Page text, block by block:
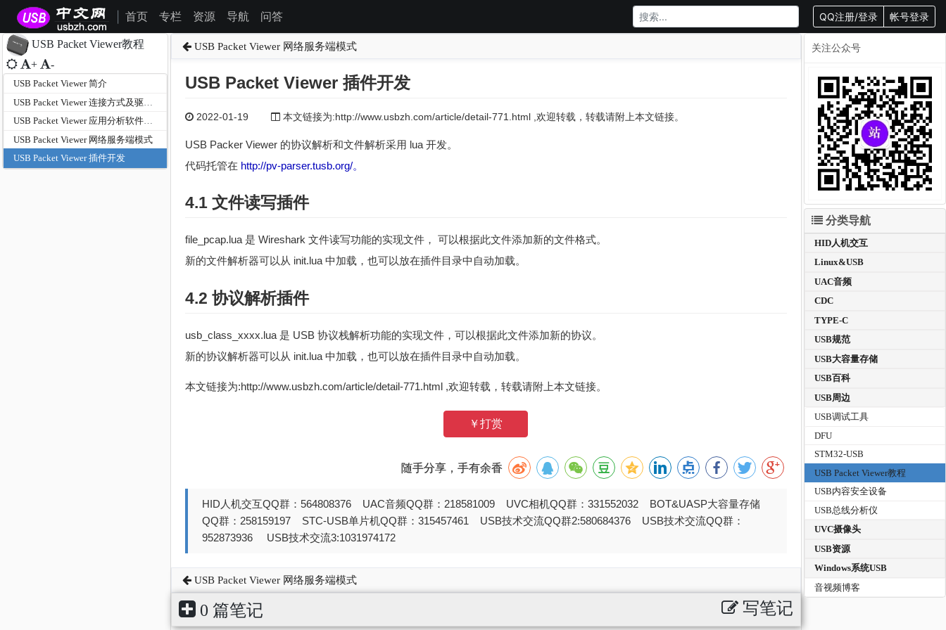
首页 专栏 资源 导航 问答 QQ注册/登录 帐号登录
USB Packet Viewer教程
+ -
USB Packet Viewer 简介
USB Packet Viewer 应用分析软件介绍
USB Packet Viewer 网络服务端模式
USB Packet Viewer 插件开发
USB Packet Viewer 网络服务端模式
USB Packet Viewer 插件开发
2022-01-19 本文链接为:http://www.usbzh.com/article/detail-771.html ,欢迎转载，转载请附上本文链接。
USB Packer Viewer 的协议解析和文件解析采用 lua 开发。
代码托管在 http://pv-parser.tusb.org/。
4.1 文件读写插件
file_pcap.lua 是 Wireshark 文件读写功能的实现文件， 可以根据此文件添加新的文件格式。
新的文件解析器可以从 init.lua 中加载，也可以放在插件目录中自动加载。
4.2 协议解析插件
usb_class_xxxx.lua 是 USB 协议栈解析功能的实现文件，可以根据此文件添加新的协议。
新的协议解析器可以从 init.lua 中加载，也可以放在插件目录中自动加载。
本文链接为:http://www.usbzh.com/article/detail-771.html ,欢迎转载，转载请附上本文链接。
￥打赏
随手分享，手有余香
HID人机交互QQ群：564808376 UAC音频QQ群：218581009 UVC相机QQ群：331552032 BOT&UASP大容量存储
QQ群：258159197 STC-USB单片机QQ群：315457461 USB技术交流QQ群2:580684376 USB技术交流QQ群：
952873936 USB技术交流3:1031974172
USB Packet Viewer 网络服务端模式
0 篇笔记 写笔记
关注公众号
分类导航
HID人机交互
Linux&USB
UAC音频
CDC
TYPE-C
USB规范
USB大容量存储
USB百科
USB周边
USB调试工具
DFU
STM32-USB
USB Packet Viewer教程
USB内容安全设备
USB总线分析仪
UVC摄像头
USB资源
Windows系统USB
音视频博客